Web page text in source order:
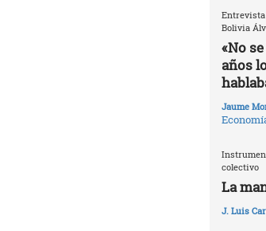
Bolivia
«No
años
Jaume
colectivo
La
J. Luis